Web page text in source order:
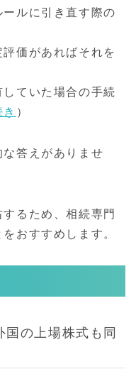
ールに引き直す際の
評価があればそれを
していた場合の手続
）
答えがありませ
るため、相続専門
おすすめします。
の上場株式も同